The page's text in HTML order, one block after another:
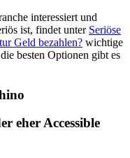
interessiert und
ist, findet unter Seriöse
Geld bezahlen? wichtige
besten Optionen gibt es
eher Accessible